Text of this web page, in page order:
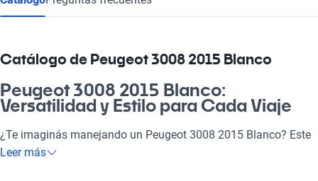
Catálogo de Peugeot 3008 2015 Blanco
Peugeot 3008 2015 Blanco:
Versatilidad y Estilo para Cada Viaje
¿Te imaginás manejando un Peugeot 3008 2015 Blanco? Este
modelo no solo es atractivo, sino que también se adapta a
Leer más